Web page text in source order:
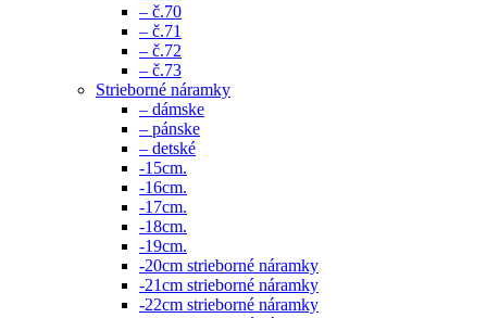
– č.70
– č.71
– č.72
– č.73
Strieborné náramky
– dámske
– pánske
– detské
-15cm.
-16cm.
-17cm.
-18cm.
-19cm.
-20cm strieborné náramky
-21cm strieborné náramky
-22cm strieborné náramky